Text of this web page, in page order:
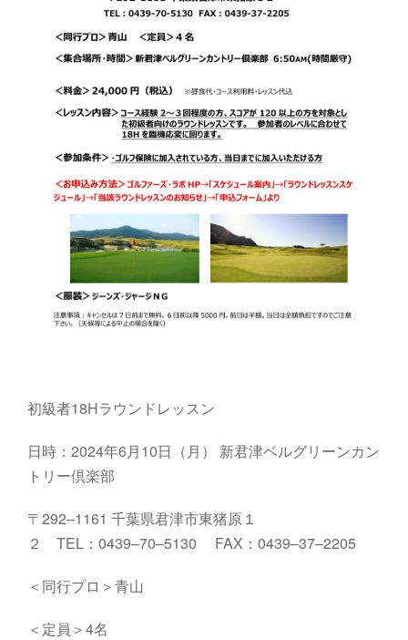
初級者18Hラウンドレッスン
日時：2024年6月10日（月） 新君津ベルグリーンカン
トリー倶楽部
〒292–1161 千葉県君津市東猪原１
２ TEL ： 0439–70–5130 FAX ： 0439–37–2205
＜同行プロ＞青山
＜定員＞4名